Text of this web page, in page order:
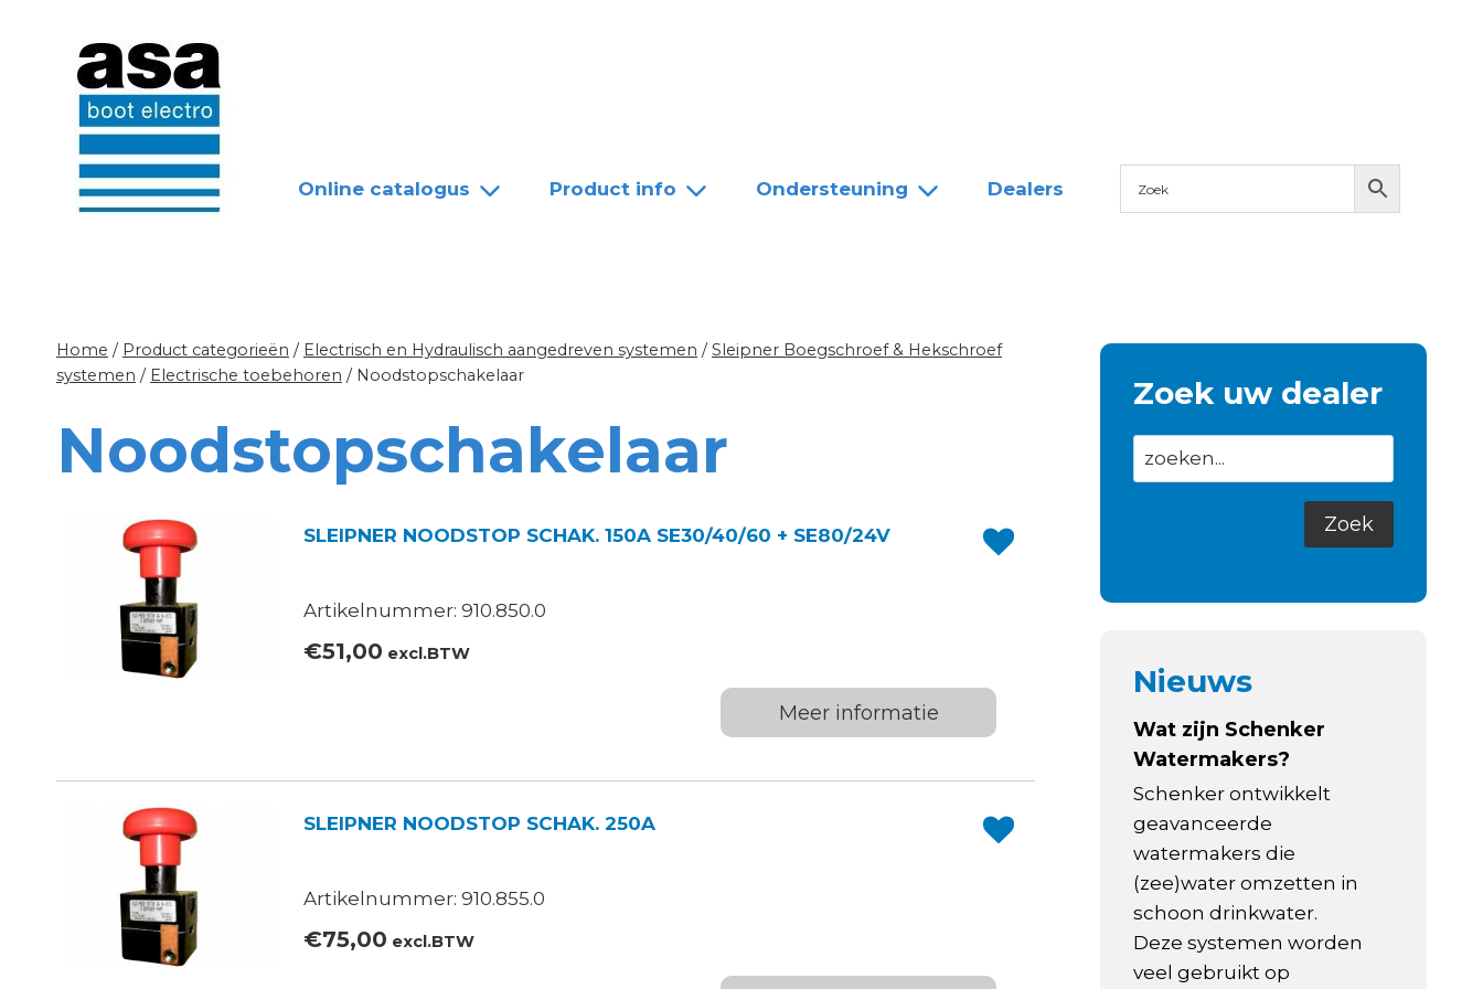
Online catalogus Product info Ondersteuning Dealers
Home / Product categorieën / Electrisch en Hydraulisch aangedreven systemen / Sleipner Boegschroef & Hekschroef
systemen / Electrische toebehoren / Noodstopschakelaar
Noodstopschakelaar
SLEIPNER NOODSTOP SCHAK. 150A SE30/40/60 + SE80/24V
Artikelnummer: 910.850.0
€51,00 excl.BTW
Meer informatie
SLEIPNER NOODSTOP SCHAK. 250A
Artikelnummer: 910.855.0
€75,00 excl.BTW
Zoek uw dealer
Nieuws
Wat zijn Schenker
Watermakers?
Schenker ontwikkelt
geavanceerde
watermakers die
(zee)water omzetten in
schoon drinkwater.
Deze systemen worden
veel gebruikt op